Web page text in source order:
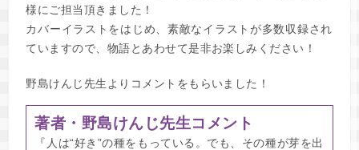
様にご担当頂きました！
カバーイラストをはじめ、素敵なイラストが多数収録され
ていますので、物語とあわせて是非お楽しみください！
野島けんじ先生よりコメントをもらいました！
著者・野島けんじ先生コメント
『人は“好き”の種をもっている。でも、その種が芽を出